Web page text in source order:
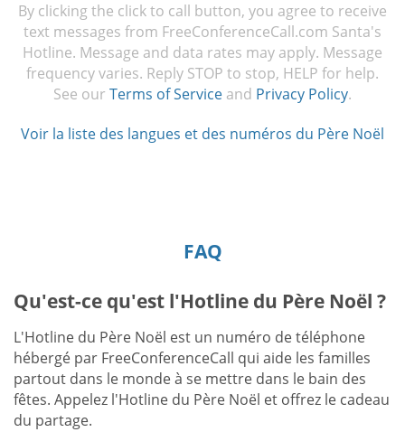
By clicking the click to call button, you agree to receive
text messages from FreeConferenceCall.com Santa's
Hotline. Message and data rates may apply. Message
frequency varies. Reply STOP to stop, HELP for help.
See our Terms of Service and Privacy Policy.
Voir la liste des langues et des numéros du Père Noël
FAQ
Qu'est-ce qu'est l'Hotline du Père Noël ?
L'Hotline du Père Noël est un numéro de téléphone
hébergé par FreeConferenceCall qui aide les familles
partout dans le monde à se mettre dans le bain des
fêtes. Appelez l'Hotline du Père Noël et offrez le cadeau
du partage.